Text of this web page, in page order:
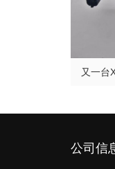
又一台
公司信